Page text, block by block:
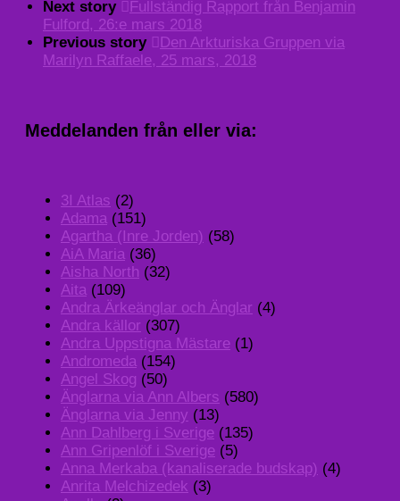
Next story
Fullständig Rapport från Benjamin
Fulford, 26:e mars 2018
Previous story
Den Arkturiska Gruppen via
Marilyn Raffaele, 25 mars, 2018
Meddelanden från eller via:
3I Atlas (2)
Adama (151)
Agartha (Inre Jorden) (58)
AiA Maria (36)
Aisha North (32)
Aita (109)
Andra Ärkeänglar och Änglar (4)
Andra källor (307)
Andra Uppstigna Mästare (1)
Andromeda (154)
Angel Skog (50)
Änglarna via Ann Albers (580)
Änglarna via Jenny (13)
Ann Dahlberg i Sverige (135)
Ann Gripenlöf i Sverige (5)
Anna Merkaba (kanaliserade budskap) (4)
Anrita Melchizedek (3)